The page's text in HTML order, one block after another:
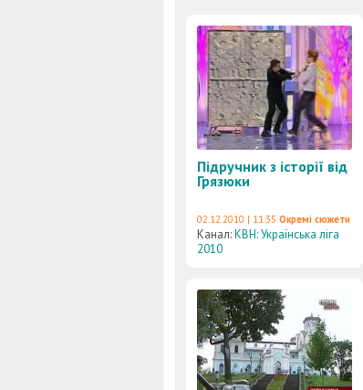
Підручник з історії від
Грязюки
02.12.2010 | 11:35 Окремі сюжети
Канал:КВН: Українська ліга
2010